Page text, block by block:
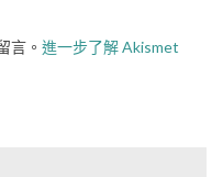
言。 進一步了解 Akismet